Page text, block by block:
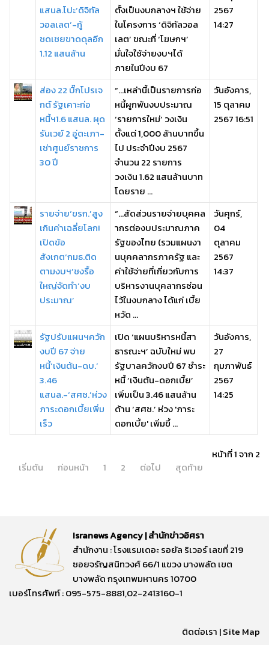
แสนล.โปะ‘ดิจิทัล
วอลเลต’-กู้
ชดเชยขาดดุลอีก
1.12 แสนล้าน
ตั้งเป็นงบกลางฯ ใช้จ่าย
ในโครงการ ‘ดิจิทัลวอล
เลต’ ขณะที่ ‘โฆษกฯ’
มั่นใจใช้จ่ายงบฯได้
ภายในปีงบ 67
2567
14:27
ส่อง 22 บิ๊กโปรเจ
กต์ รัฐเคาะก่อ
หนี้ฯ1.6 แสนล. ผุด
รันเวย์ 2 อู่ตะเภา-
เช่าศูนย์ราชการ
30 ปี
“…เหล่านี้เป็นรายการก่อ
หนี้ผูกพันงบประมาณ
‘รายการใหม่’ วงเงิน
ตั้งแต่ 1,000 ล้านบาทขึ้น
ไป ประจำปีงบ 2567
จำนวน 22 รายการ
วงเงิน 1.62 แสนล้านบาท
โดยราย ...
วันอังคาร,
15 ตุลาคม
2567 16:51
รายจ่าย‘ขรก.’สูง
เกินค่าเฉลี่ยโลก!
เปิดข้อ
สังเกต‘กมธ.ติด
ตามงบฯ’ชงรื้อ
ใหญ่จัดทำ‘งบ
ประมาณ’
“…สัดส่วนรายจ่ายบุคคล
ากรต่องบประมาณภาค
รัฐของไทย (รวมแผนงา
นบุคคลากรภาครัฐ และ
ค่าใช้จ่ายที่เกี่ยวกับการ
บริหารงานบุคลากรซ่อน
ไว้ในงบกลาง ได้แก่ เบี้ย
หวัด ...
วันศุกร์,
04
ตุลาคม
2567
14:37
รัฐปรับแผนฯควัก
งบปี 67 จ่าย
หนี้‘เงินต้น-ดบ.’
3.46
แสนล.-‘สศช.’ห่วง
ภาระดอกเบี้ยเพิ่ม
เร็ว
เปิด ‘แผนบริหารหนี้สา
ธารณะฯ’ ฉบับใหม่ พบ
รัฐบาลควักงบปี 67 ชำระ
หนี้ ‘เงินต้น-ดอกเบี้ย’
เพิ่มเป็น 3.46 แสนล้าน
ด้าน ‘สศช.’ ห่วง 'ภาระ
ดอกเบี้ย' เพิ่มขึ้ ...
วันอังคาร,
27
กุมภาพันธ์
2567
14:25
หน้าที่ 1 จาก 2
เริ่มต้น
ก่อนหน้า 1 2 ต่อไป สุดท้าย
Isranews Agency | สำนักข่าวอิศรา
สำนักงาน : โรงแรมเดอะ รอยัล ริเวอร์ เลขที่ 219
ซอยจรัญสนิทวงศ์ 66/1 แขวง บางพลัด เขต
บางพลัด กรุงเทพมหานคร 10700
เบอร์โทรศัพท์ : 095-575-8881,02-2413160-1
ติดต่อเรา |Site Map